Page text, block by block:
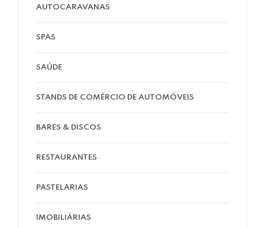
AUTOCARAVANAS
SPAS
SAÚDE
STANDS DE COMÉRCIO DE AUTOMÓVEIS
BARES & DISCOS
RESTAURANTES
PASTELARIAS
IMOBILIÁRIAS